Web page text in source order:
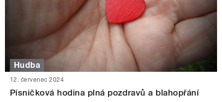
Hudba
12. červenec 2024
Písničková hodina plná pozdravů a blahopřání